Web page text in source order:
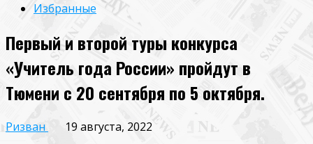
Избранные
Первый и второй туры конкурса
«Учитель года России» пройдут в
Тюмени с 20 сентября по 5 октября.
Ризван
19 августа, 2022